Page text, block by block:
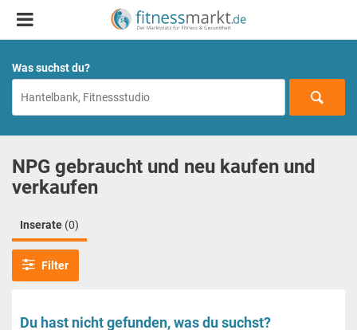
Was suchst du?
NPG gebraucht und neu kaufen und
verkaufen
Inserate (0)
Filter
Du hast nicht gefunden, was du suchst?